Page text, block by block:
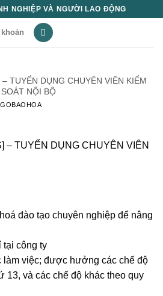
NGHIỆP VÀ NGƯỜI LAO ĐỘNG
TUYỂN DỤNG CHUYÊN VIÊN KIỂM
SOÁT NỘI BỘ
– TUYỂN DỤNG CHUYÊN VIÊN
đào tạo chuyên nghiệp để nâng
tại công ty
việc; được hưởng các chế độ
13, và các chế độ khác theo quy